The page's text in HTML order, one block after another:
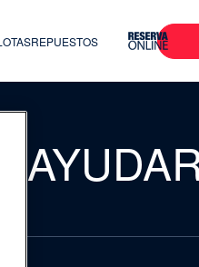
REPUESTOS